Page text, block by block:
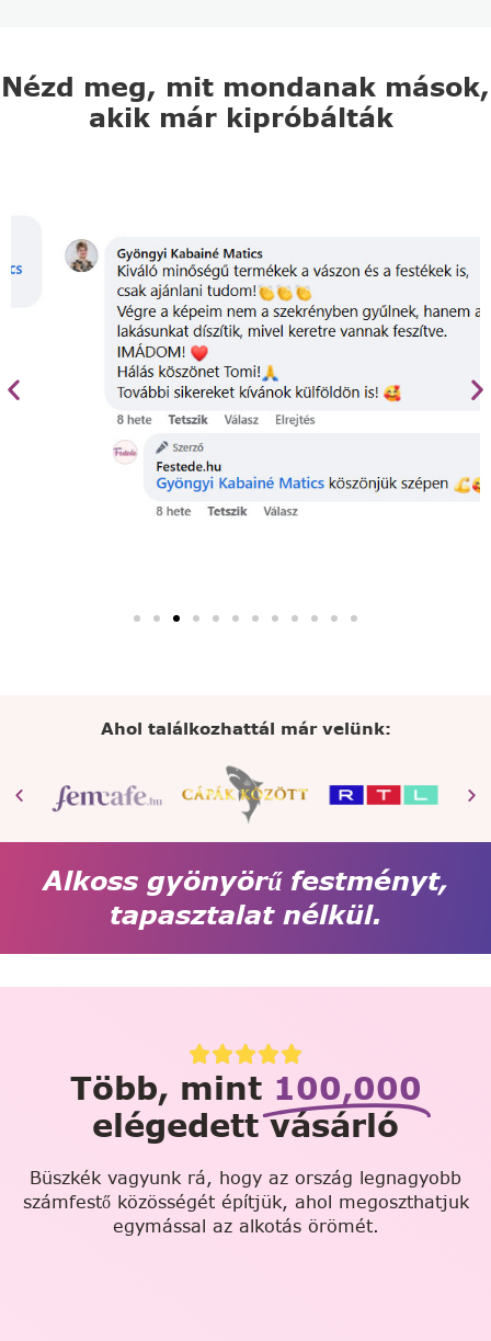
Nézd meg, mit mondanak mások,
akik már kipróbálták
Ahol találkozhattál már velünk:
Alkoss gyönyörű festményt,
tapasztalat nélkül.
Több, mint 100,000
elégedett vásárló
Büszkék vagyunk rá, hogy az ország legnagyobb
számfestő közösségét építjük, ahol megoszthatjuk
egymással az alkotás örömét.